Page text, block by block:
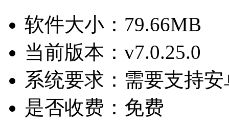
软件大小： 79.66MB
当前版本： v7.0.25.0
系统要求： 需要支持
是否收费： 免费